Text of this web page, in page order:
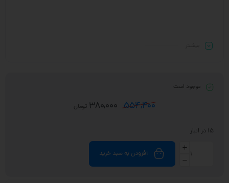
موجود است
554,400
380,000 تومان
15 در انبار
افزودن به سبد خرید